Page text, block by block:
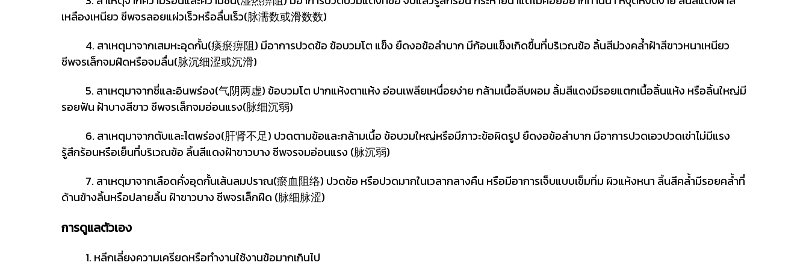
เหลืองเหนียว ชีพจรลอยแผ่วเร็วหรือลื่นเร็ว(脉濡数或滑数数)
4. สาเหตุมาจากเสมหะอุดกั้น(痰瘀痹阻) มีอาการปวดข้อ ข้อบวมโต แข็ง ยืดงอข้อลำบาก มีก้อนแข็งเกิดขึ้นที่บริเวณข้อ ลิ้นสีม่วงคล้ำฝ้าสีขาวหนาเหนียว
ชีพจรเล็กจมฝืดหรือจมลื่น(脉沉细涩或沉滑)
5. สาเหตุมาจากชี่และอินพร่อง(气阴两虚) ข้อบวมโต ปากแห้งตาแห้ง อ่อนเพลียเหนื่อยง่าย กล้ามเนื้อลีบผอม ลิ้มสีแดงมีรอยแตกเนื้อลิ้นแห้ง หรือลิ้นใหญ่มี
รอยฟัน ฝ้าบางสีขาว ชีพจรเล็กจมอ่อนแรง(脉细沉弱)
6. สาเหตุมาจากตับและไตพร่อง(肝肾不足) ปวดตามข้อและกล้ามเนื้อ ข้อบวมใหญ่หรือมีภาวะข้อผิดรูป ยืดงอข้อลำบาก มีอาการปวดเอวปวดเข่าไม่มีแรง
รู้สึกร้อนหรือเย็นที่บริเวณข้อ ลิ้นสีแดงฝ้าขาวบาง ชีพจรจมอ่อนแรง (脉沉弱)
7. สาเหตุมาจากเลือดคั่งอุดกั้นเส้นลมปราณ(瘀血阻络) ปวดข้อ หรือปวดมากในเวลากลางคืน หรือมีอาการเจ็บแบบเข็มทิ่ม ผิวแห้งหนา ลิ้นสีคล้ำมีรอยคล้ำที่
ด้านข้างลิ้นหรือปลายลิ้น ฝ้าขาวบาง ชีพจรเล็กฝืด (脉细脉涩)
การดูแลตัวเอง
1. หลีกเลี่ยงความเครียดหรือทำงานใช้งานข้อมากเกินไป